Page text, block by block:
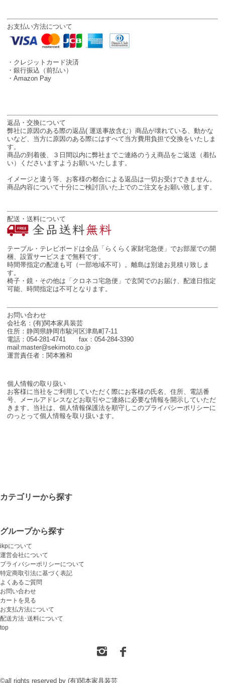
お支払い方法について
・クレジットカード決済
・銀行振込（前払い）
・Amazon Pay
返品・交換について
弊社に原因のある際の返品( 運送事故含む）商品が壊れている、動かな
いなど、当方に原因のある際にはすべて当方費用負担で交換をいたしま
す。
商品の到着後、３日間以内に弊社までご連絡のうえ商品をご返送（着払
い）くださいますようお願いいたします。
イメージと違う等、お客様の都合による返品は一切お受けできません。
商品内容について十分にご検討頂いた上でのご注文をお願い致します。
配送・送料について
テーブル・テレビボードは全品「らくらく家財宅急便」でお部屋での開
梱、設置サービスまで無料です。
時間帯指定の配達も可（一部地域不可）。離島は別途お見積り致しま
す。
椅子・鏡・その他は「クロネコ宅急便」で玄関でのお届け、配達日指定
可能、時間指定は不可となります。
お問い合わせ
会社名：(有)関本家具装芸
住所：静岡県静岡市駿河区津島町7-11
電話：054-281-4741 fax：054-284-3390
mail:master@sekimoto.co.jp
運営責任者：関本雅和
個人情報の取り扱い
お客様に当社をご利用していただく際にお客様の氏名、住所、電話番
号、メールアドレスなどお取引やご連絡に必要な情報を開示していただ
きます。当社は、個人情報保護法を順守しこのプライバシーポリシーに
のっとって個人情報を取り扱います。
カテゴリーから探す
グループから探す
ikpについて
運営会社について
プライバシーポリシーについて
特定商取引法に基づく表記
よくあるご質問
お問い合わせ
カートを見る
お支払方法について
配送方法･送料について
top
©all rights reserved by (有)関本家具装芸